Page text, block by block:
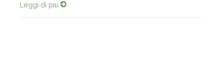
Leggi di più